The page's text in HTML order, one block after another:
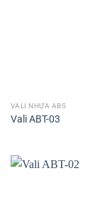
VALI NHỰA ABS
Vali ABT-03